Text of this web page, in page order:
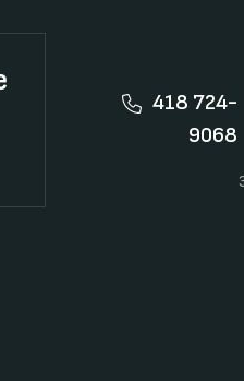
418 724-
9068